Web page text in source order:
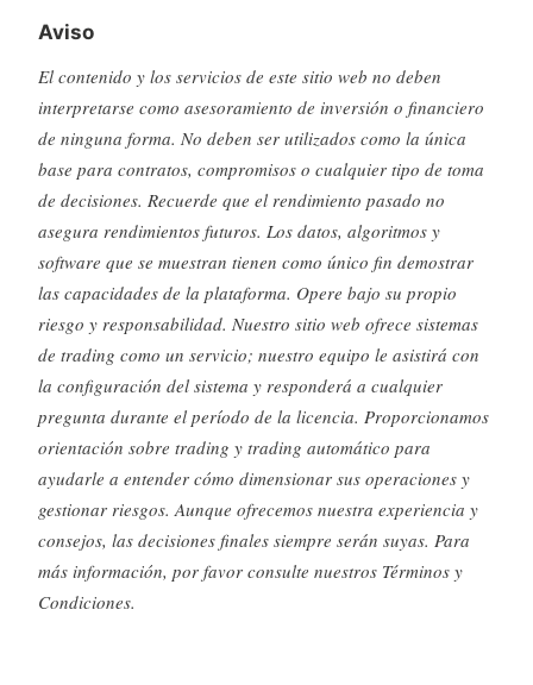
Aviso
El contenido y los servicios de este sitio web no deben
interpretarse como asesoramiento de inversión o financiero
de ninguna forma. No deben ser utilizados como la única
base para contratos, compromisos o cualquier tipo de toma
de decisiones. Recuerde que el rendimiento pasado no
asegura rendimientos futuros. Los datos, algoritmos y
software que se muestran tienen como único fin demostrar
las capacidades de la plataforma. Opere bajo su propio
riesgo y responsabilidad. Nuestro sitio web ofrece sistemas
de trading como un servicio; nuestro equipo le asistirá con
la configuración del sistema y responderá a cualquier
pregunta durante el período de la licencia. Proporcionamos
orientación sobre trading y trading automático para
ayudarle a entender cómo dimensionar sus operaciones y
gestionar riesgos. Aunque ofrecemos nuestra experiencia y
consejos, las decisiones finales siempre serán suyas. Para
más información, por favor consulte nuestros Términos y
Condiciones.